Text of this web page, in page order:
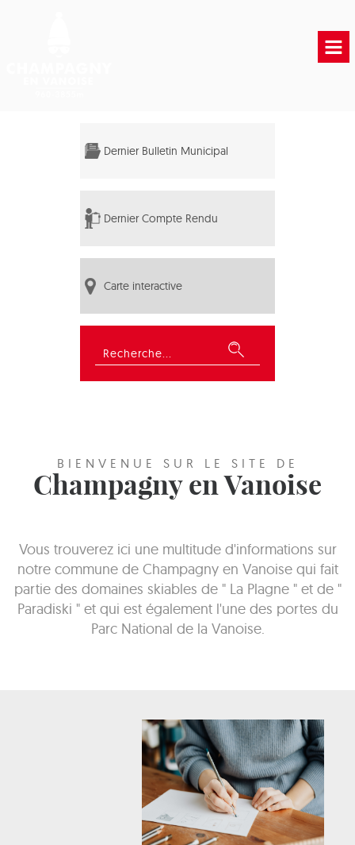
Dernier Bulletin Municipal
Dernier Compte Rendu
Carte interactive
Rechercher
BIENVENUE SUR LE SITE DE
Champagny en Vanoise
Vous trouverez ici une multitude d'informations sur
notre commune de Champagny en Vanoise qui fait
partie des domaines skiables de " La Plagne " et de "
Paradiski " et qui est également l'une des portes du
Parc National de la Vanoise.